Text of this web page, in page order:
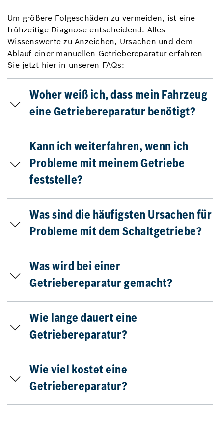
Um größere Folgeschäden zu vermeiden, ist eine
frühzeitige Diagnose entscheidend. Alles
Wissenswerte zu Anzeichen, Ursachen und dem
Ablauf einer manuellen Getriebereparatur erfahren
Sie jetzt hier in unseren FAQs:
Woher weiß ich, dass mein Fahrzeug
eine Getriebereparatur benötigt?
Kann ich weiterfahren, wenn ich
Probleme mit meinem Getriebe
feststelle?
Was sind die häufigsten Ursachen für
Probleme mit dem Schaltgetriebe?
Was wird bei einer
Getriebereparatur gemacht?
Wie lange dauert eine
Getriebereparatur?
Wie viel kostet eine
Getriebereparatur?